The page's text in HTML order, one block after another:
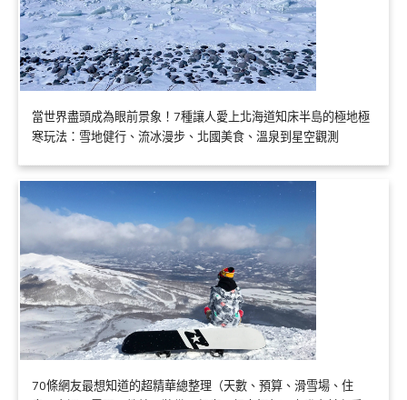
當世界盡頭成為眼前景象！7種讓人愛上北海道知床半島的極地極
寒玩法：雪地健行、流冰漫步、北國美食、溫泉到星空觀測
70條網友最想知道的超精華總整理（天數、預算、滑雪場、住